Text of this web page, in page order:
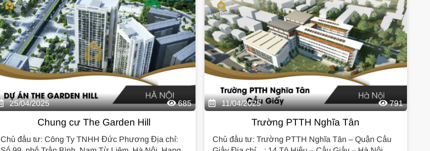
25/04/2025 685
Chung cư The Garden Hill
Chủ đầu tư: Công Ty TNHH Đức Phương Địa chỉ:
11/04/2025 791
Trường PTTH Nghĩa Tân
Chủ đầu tư: Trường PTTH Nghĩa Tân – Quận Cầu